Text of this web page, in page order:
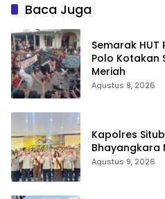
Baca Juga
Semarak HUT
Polo Kotakan
Meriah
Agustus 9, 2026
Kapolres
Bhayangkara
Agustus 9, 2026